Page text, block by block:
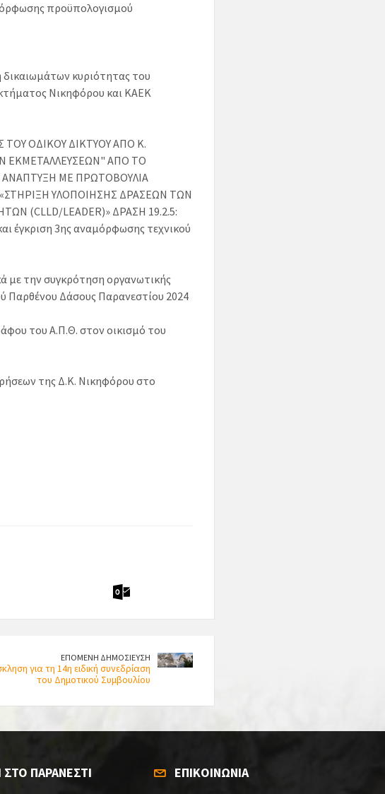
προϋπολογισμού
κυριότητας του
Νικηφόρου και ΚΑΕΚ
ΤΟΥ ΟΔΙΚΟΥ ΔΙΚΤΥΟΥ ΑΠΟ Κ.
ΕΚΜΕΤΑΛΛΕΥΣΕΩΝ" ΑΠΟ ΤΟ
ΜE ΠΡΩΤΟΒΟΥΛΙΑ
ΥΛΟΠΟΙΗΣΗΣ ΔΡΑΣΕΩΝ ΤΩΝ
(CLLD/LEADER)» ΔΡΑΣΗ 19.2.5:
3ης αναμόρφωσης τεχνικού
με την συγκρότηση οργανωτικής
Παρθένου Δάσους Παρανεστίου 2024
του Α.Π.Θ. στον οικισμό του
της Δ.Κ. Νικηφόρου στο
ΕΠΟΜΕΝΗ ΔΗΜΟΣΙΕΥΣΗ
για τη 14η ειδική συνεδρίαση
του Δημοτικού Συμβουλίου
ΠΑΡΑΝΕΣΤΙ ΕΠΙΚΟΙΝΩΝΙΑ